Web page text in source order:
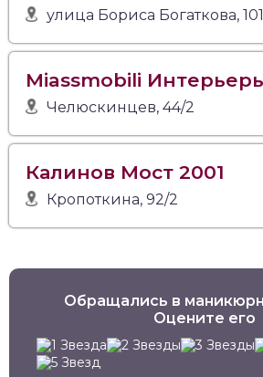
улица Бориса Богаткова, 101
Miassmobili
Челюскинцев, 44/2
Калинов Мост 2001
Кропоткина, 92/2
Обращались в
Оцените его